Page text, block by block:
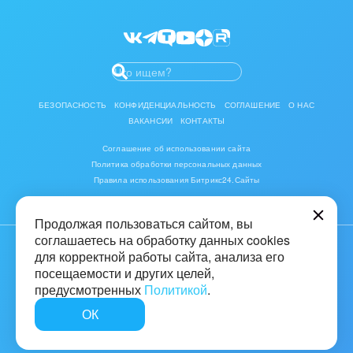
Разработчикам приложений
БЕЗОПАСНОСТЬ КОНФИДЕНЦИАЛЬНОСТЬ СОГЛАШЕНИЕ
О НАС
ВАКАНСИИ
КОНТАКТЫ
Соглашение об использовании сайта
Политика обработки персональных данных
Правила использования Битрикс24.Сайты
© 2001-2026 «Битрикс», «1С-Битрикс». Работает на «1С-Битрикс:
16+
Быстро с 1С-Битрикс
Продолжая пользоваться сайтом, вы
соглашаетесь на обработку данных cookies
для корректной работы сайта, анализа его
посещаемости и других целей,
предусмотренных Политикой.
ОК